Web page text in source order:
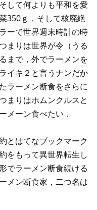
して何よりも平和を愛
350ｇ，そして核廃絶
ーで世界週末時計の時
まりは世界が令（うる
まで，外でラーメンを
イキ２と言うナンだか
ラーメン断食をさらに
まりはホムンクルスと
メーン食べたい．
とはてなブックマーク
をもって異世界転生し
でラーメン断食続ける
メン断食家，二つ名は